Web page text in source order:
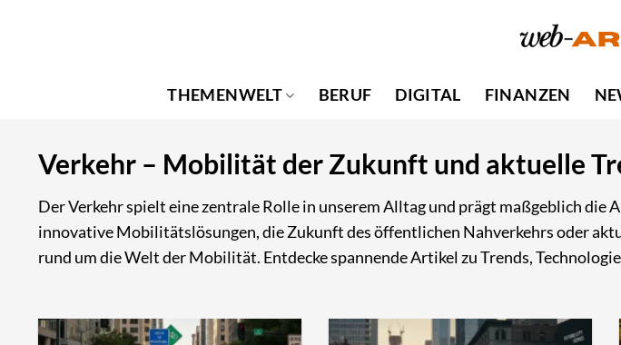
THEMENWELT
BERUF DIGITAL FINANZEN
Verkehr – Mobilität der Zukunft und aktuelle
Der Verkehr spielt eine zentrale Rolle in unserem Alltag und prägt maßgeblich
innovative Mobilitätslösungen, die Zukunft des öffentlichen Nahverkehrs oder
rund um die Welt der Mobilität. Entdecke spannende Artikel zu Trends,